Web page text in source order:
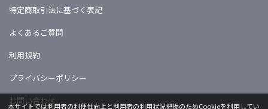
特定商取引法に基づく表記
よくあるご質問
利用規約
プライバシーポリシー
お問い合わせ
本サイトでは利用者の利便性向上と利用者の利用状況把握のためCookieを利用してい